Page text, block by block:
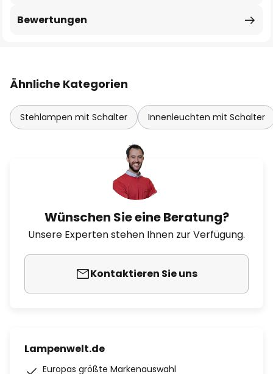
Bewertungen
Ähnliche Kategorien
Stehlampen mit Schalter Innenleuchten mit Schalter
Wünschen Sie eine Beratung?
Unsere Experten stehen Ihnen zur Verfügung.
Kontaktieren Sie uns
Lampenwelt.de
Europas größte Markenauswahl